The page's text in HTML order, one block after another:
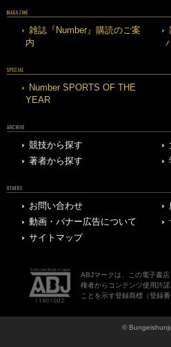
MAGAZINE
雑誌『Number』購読のご案
内
SPECIAL
Number SPORTS OF THE
YEAR
ARCHIVE
競技から探す
著者から探す
OTHERS
お問い合わせ
動画・バナー広告について
サイトマップ
ABJマークは、この電子書
権者からコンテンツ使用許
ことを示す登録商標（登録
©